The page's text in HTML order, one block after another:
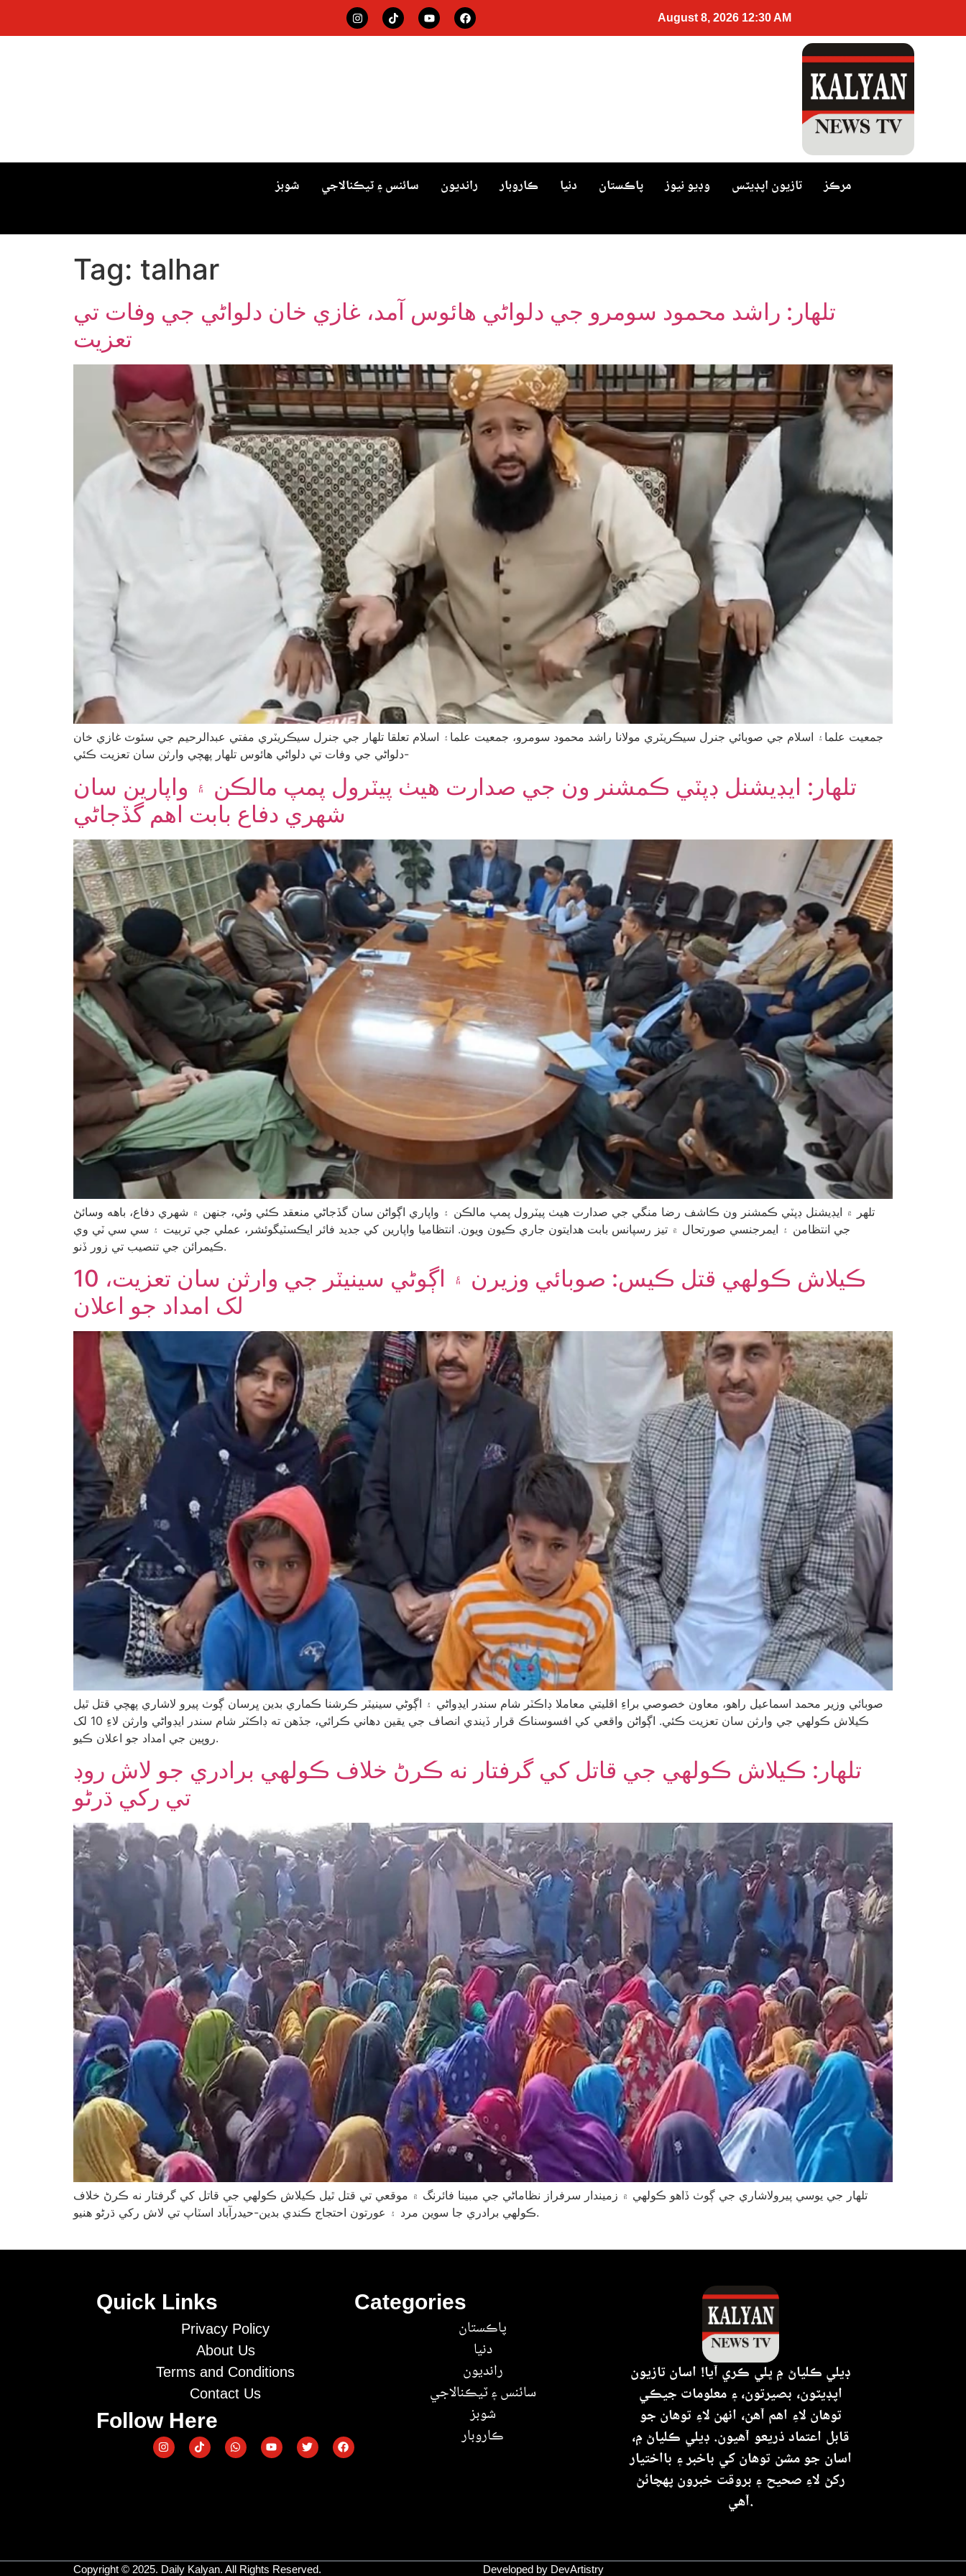
August 8, 2026 12:30 AM
شوبز سائنس ۽ ٽيڪنالاجي رانديون ڪاروبار دنيا پاڪستان وڊيو نيوز تازيون اپڊيٽس مرڪز
Tag: talhar
تلھار: راشد محمود سومرو جي دلواڻي هائوس آمد، غازي خان دلواڻي جي وفات تي
تعزيت
جمعيت علما۽ اسلام جي صوبائي جنرل سيڪريٽري مولانا راشد محمود سومرو، جمعيت علما۽ اسلام تعلقا تلھار جي جنرل سيڪريٽري مفتي عبدالرحيم جي سئوٽ غازي خان
دلواڻي جي وفات تي دلواڻي هائوس تلھار پهچي وارثن سان تعزيت ڪئي-
تلهار: ايڊيشنل ڊپٽي ڪمشنر ون جي صدارت هيٺ پيٽرول پمپ مالڪن ۽ واپارين سان
شهري دفاع بابت اهم گڏجاڻي
تلھر ۾ ايڊيشنل ڊپٽي ڪمشنر ون ڪاشف رضا منگي جي صدارت هيٺ پيٽرول پمپ مالڪن ۽ واپاري اڳواڻن سان گڏجاڻي منعقد ڪئي وئي، جنهن ۾ شهري دفاع، باهه وسائڻ
جي انتظامن ۽ ايمرجنسي صورتحال ۾ تيز رسپانس بابت هدايتون جاري ڪيون ويون. انتظاميا واپارين کي جديد فائر ايڪسٽيگوئشر، عملي جي تربيت ۽ سي سي ٽي وي
ڪيمرائن جي تنصيب تي زور ڏنو.
ڪيلاش ڪولهي قتل ڪيس: صوبائي وزيرن ۽ اڳوڻي سينيٽر جي وارثن سان تعزيت، 10
لک امداد جو اعلان
صوبائي وزير محمد اسماعيل راهو، معاون خصوصي براءِ اقليتي معاملا ڊاڪٽر شام سندر ايڊواڻي ۽ اڳوڻي سينيٽر ڪرشنا ڪماري بدين ڀرسان ڳوٺ پيرو لاشاري پهچي قتل ٿيل
ڪيلاش ڪولهي جي وارثن سان تعزيت ڪئي. اڳواڻن واقعي کي افسوسناڪ قرار ڏيندي انصاف جي يقين دهاني ڪرائي، جڏهن ته ڊاڪٽر شام سندر ايڊواڻي وارثن لاءِ 10 لک
روپين جي امداد جو اعلان ڪيو.
تلھار: ڪيلاش ڪولهي جي قاتل کي گرفتار نه ڪرڻ خلاف ڪولهي برادري جو لاش روڊ
تي رکي ڌرڻو
تلھار جي يوسي پيرولاشاري جي ڳوٺ ڏاهو ڪولھي ۾ زميندار سرفراز نظاماڻي جي مبينا فائرنگ ۾ موقعي تي قتل ٿيل ڪيلاش ڪولھي جي قاتل کي گرفتار نه ڪرڻ خلاف
ڪولهي برادري جا سوين مرد ۽ عورتون احتجاج ڪندي بدين-حيدرآباد اسٽاپ تي لاش رکي ڌرڻو هنيو.
Quick Links
Privacy Policy
About Us
Terms and Conditions
Contact Us
Follow Here
Categories
پاڪستان
دنيا
رانديون
سائنس ۽ ٽيڪنالاجي
شوبز
ڪاروبار
ڊيلي ڪلياڻ ۾ ڀلي ڪري آيا! اسان تازيون
اپڊيٽون، بصيرتون، ۽ معلومات جيڪي
توهان لاءِ اهم آهن، انهن لاءِ توهان جو
قابل اعتماد ذريعو آهيون. ڊيلي ڪلياڻ ۾،
اسان جو مشن توهان کي باخبر ۽ بااختيار
رکڻ لاءِ صحيح ۽ بروقت خبرون پهچائڻ
آهي.
Copyright © 2025. Daily Kalyan. All Rights Reserved. Developed by DevArtistry